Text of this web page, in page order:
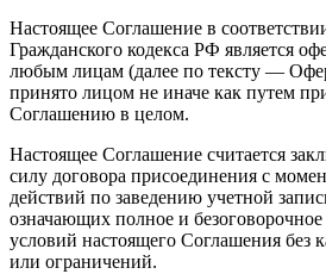
Настоящее Соглашение в
Гражданского кодекса РФ является
любым лицам (далее по тексту —
принято лицом не иначе как путем
Соглашению в целом.
Настоящее Соглашение считается
силу договора присоединения с
действий по заведению учетной
означающих полное и
условий настоящего Соглашения без
или ограничений.